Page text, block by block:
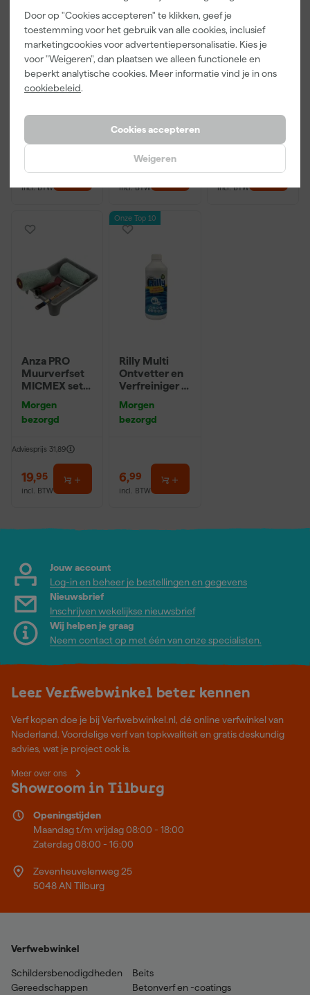
Door op "Cookies accepteren" te klikken, geef je
toestemming voor het gebruik van alle cookies, inclusief
marketingcookies voor advertentiepersonalisatie. Kies je
voor "Weigeren", dan plaatsen we alleen functionele en
beperkt analytische cookies. Meer informatie vind je in ons
cookiebeleid.
Cookies accepteren
Weigeren
Go!Paint
Inzetbak voor
de Roll and Go
1,25L - Roller
bezorgd
Adviesprijs 3,29
2,99
incl. BTW
Paintura
Lucamax
bezorgd
Adviesprijs 6,00
3,99
incl. BTW
Go!Paint
Economy S
Verfbak -
bezorgd
2,99
incl. BTW
Anza PRO
Muurverfset
MICMEX set
Morgen
bezorgd
Adviesprijs 31,89
19,95
incl. BTW
Onze Top 10
Rilly Multi
Ontvetter en
Verfreiniger –
Morgen
bezorgd
6,99
incl. BTW
Jouw account
Log-in en beheer je bestellingen en gegevens
Nieuwsbrief
Inschrijven wekelijkse nieuwsbrief
Wij helpen je graag
Neem contact op met één van onze specialisten.
Leer Verfwebwinkel beter kennen
Verf kopen doe je bij Verfwebwinkel.nl, dé online verfwinkel van
Nederland. Voordelige verf van topkwaliteit en gratis deskundig
advies, wat je project ook is.
Meer over ons
Showroom in Tilburg
Openingstijden
Maandag t/m vrijdag 08:00 - 18:00
Zaterdag 08:00 - 16:00
Zevenheuvelenweg 25
5048 AN Tilburg
Verfwebwinkel
Schildersbenodigdheden
Gereedschappen
Beits
Betonverf en -coatings